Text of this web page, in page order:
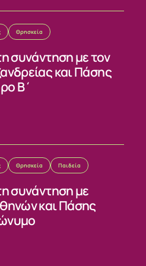
Θρησκεία
και Πάσης
Β΄
Θρησκεία Παιδεία
συνάντηση με
και Πάσης